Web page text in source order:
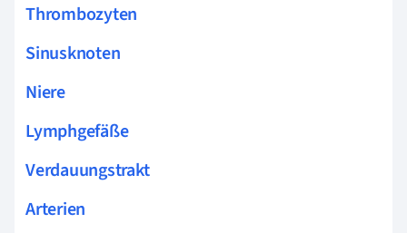
Thrombozyten
Sinusknoten
Niere
Lymphgefäße
Verdauungstrakt
Arterien